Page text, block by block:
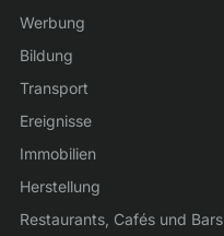
Werbung
Bildung
Transport
Ereignisse
Immobilien
Herstellung
Restaurants, Cafés und Bars